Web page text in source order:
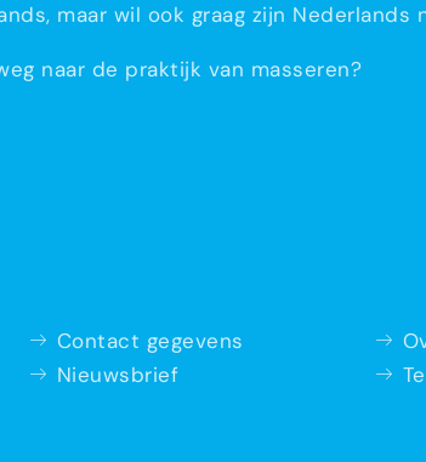
maar wil ook graag zijn Nederlands
naar de praktijk van masseren?
Contact gegevens
Nieuwsbrief